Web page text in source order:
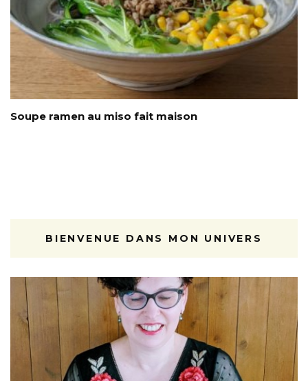
Soupe ramen au miso fait maison
BIENVENUE DANS MON UNIVERS